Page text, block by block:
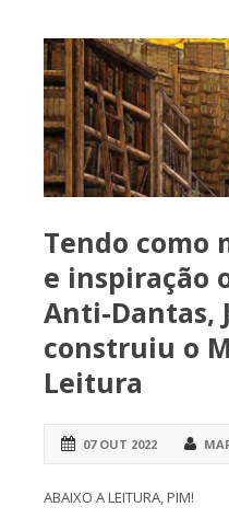
Tendo como
e inspiração
Anti-Dantas,
construiu o
Leitura
07 OUT 2022
ABAIXO A LEITURA, PIM!